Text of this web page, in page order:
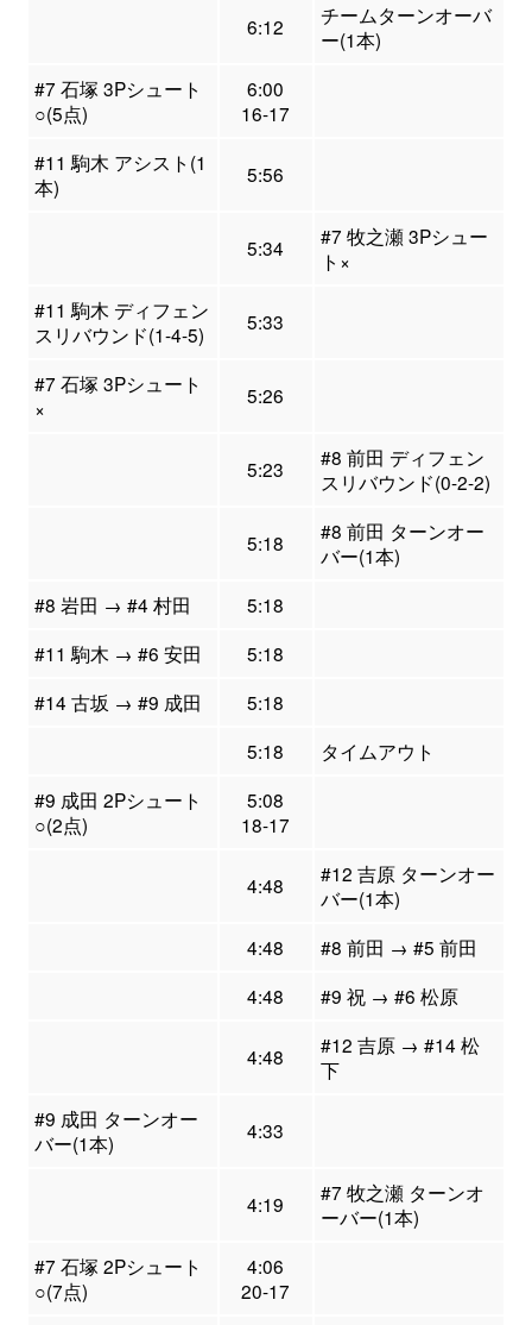
6:12
チームターンオーバ
ー(1本)
#7 石塚 3Pシュート
○(5点)
6:00
16-17
#11 駒木 アシスト(1
本)
5:56
5:34
#7 牧之瀬 3Pシュー
ト×
#11 駒木 ディフェン
スリバウンド(1-4-5)
5:33
#7 石塚 3Pシュート
×
5:26
5:23
#8 前田 ディフェン
スリバウンド(0-2-2)
5:18
#8 前田 ターンオー
バー(1本)
#8 岩田 → #4 村田
5:18
#11 駒木 → #6 安田
5:18
#14 古坂 → #9 成田
5:18
5:18
タイムアウト
#9 成田 2Pシュート
○(2点)
5:08
18-17
4:48
#12 吉原 ターンオー
バー(1本)
4:48
#8 前田 → #5 前田
4:48
#9 祝 → #6 松原
4:48
#12 吉原 → #14 松
下
#9 成田 ターンオー
バー(1本)
4:33
4:19
#7 牧之瀬 ターンオ
ーバー(1本)
#7 石塚 2Pシュート
○(7点)
4:06
20-17